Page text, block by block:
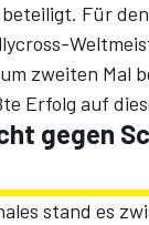
Für
zweiten Mal
Erfolg auf
gegen
stand es